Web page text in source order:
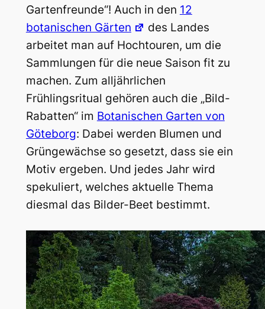
Gartenfreunde“! Auch in den 12
botanischen Gärten
des Landes
arbeitet man auf Hochtouren, um die
Sammlungen für die neue Saison fit zu
machen. Zum alljährlichen
Frühlingsritual gehören auch die „Bild-
Rabatten“ im Botanischen Garten von
Göteborg: Dabei werden Blumen und
Grüngewächse so gesetzt, dass sie ein
Motiv ergeben. Und jedes Jahr wird
spekuliert, welches aktuelle Thema
diesmal das Bilder-Beet bestimmt.